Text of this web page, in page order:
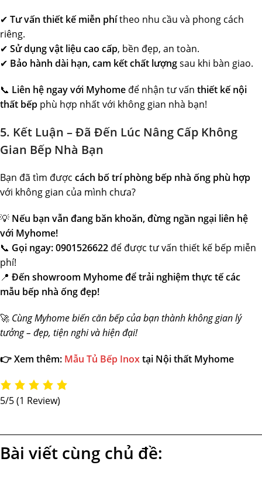
✔ Tư vấn thiết kế miễn phítheo nhu cầu và phong cách
riêng.
✔ Sử dụng vật liệu cao cấp, bền đẹp, an toàn.
✔ Bảo hành dài hạn, cam kết chất lượngsau khi bàn giao.
📞 Liên hệ ngay với Myhome để nhận tư vấn thiết kế nội
thất bếp phù hợp nhất với không gian nhà bạn!
5. Kết Luận – Đã Đến Lúc Nâng Cấp Không
Gian Bếp Nhà Bạn
Bạn đã tìm được cách bố trí phòng bếp nhà ống phù hợp
với không gian của mình chưa?
💡 Nếu bạn vẫn đang băn khoăn, đừng ngần ngại liên hệ
với Myhome!
📞 Gọi ngay: 0901526622 để được tư vấn thiết kế bếp miễn
phí!
📍 Đến showroom Myhome để trải nghiệm thực tế các
mẫu bếp nhà ống đẹp!
🚀 Cùng Myhome biến căn bếp của bạn thành không gian lý
tưởng – đẹp, tiện nghi và hiện đại!
👉 Xem thêm: Mẫu Tủ Bếp Inoxtại Nội thất Myhome
5/5(1 Review)
Bài viết cùng chủ đề: